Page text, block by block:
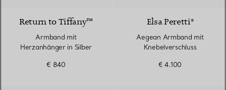
Return to Tiffany™
Armband mit
Herzanhänger in Silber
€ 840
Elsa Peretti®
Aegean Armband mit
Knebelverschluss
€ 4.100